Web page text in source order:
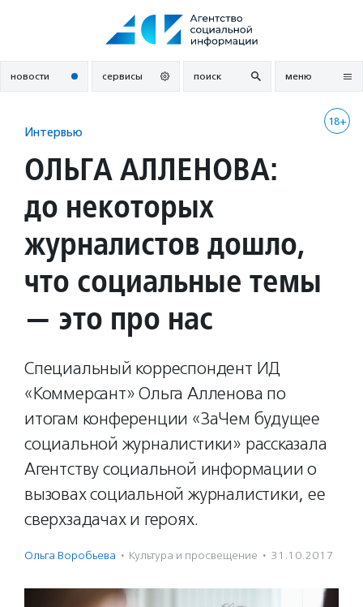
новости сервисы поиск меню
18+
Интервью
ОЛЬГА АЛЛЕНОВА:
до некоторых
журналистов дошло,
что социальные темы
— это про нас
Специальный корреспондент ИД
«Коммерсант» Ольга Алленова по
итогам конференции «ЗаЧем будущее
социальной журналистики» рассказала
Агентству социальной информации о
вызовах социальной журналистики, ее
сверхзадачах и героях.
Ольга Воробьева · Культура и просвещение · 31.10.2017